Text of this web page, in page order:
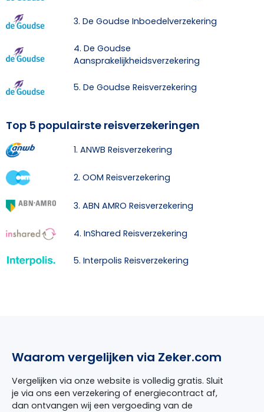
3. De Goudse Inboedelverzekering
4. De Goudse
Aansprakelijkheidsverzekering
5. De Goudse Reisverzekering
Top 5 populairste reisverzekeringen
1. ANWB Reisverzekering
2. OOM Reisverzekering
3. ABN AMRO Reisverzekering
4. InShared Reisverzekering
5. Interpolis Reisverzekering
Waarom vergelijken via Zeker.com
Vergelijken via onze website is volledig gratis. Sluit
je via ons een verzekering of energiecontract af,
dan ontvangen wij een vergoeding van de